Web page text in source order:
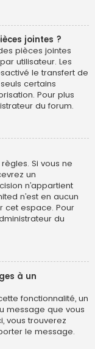
jointes ?
pièces jointes
utilisateur. Les
le transfert de
certains
Pour plus
du forum.
Si vous ne
un
n’appartient
n’est en aucun
cet espace. Pour
du
à un
fonctionnalité, un
message que vous
vous trouverez
le message.